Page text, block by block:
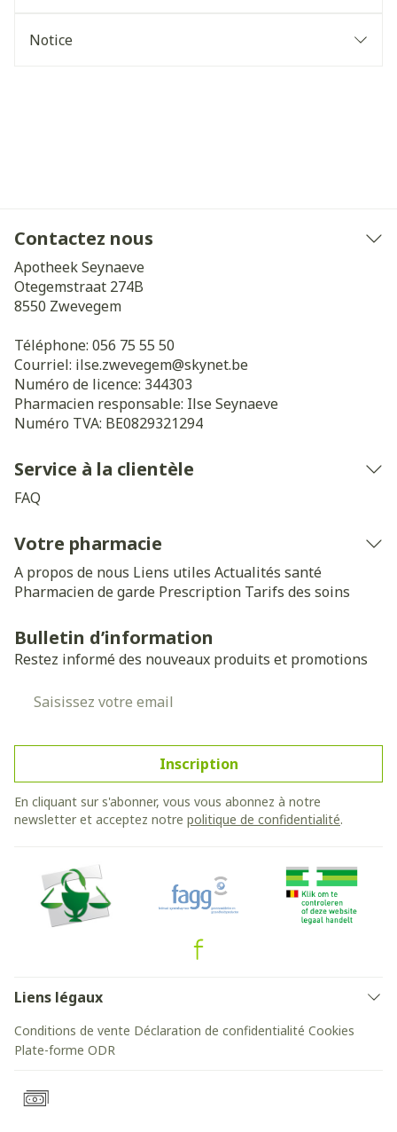
Notice
Contactez nous
Apotheek Seynaeve
Otegemstraat 274B
8550 Zwevegem
Téléphone: 056 75 55 50
Courriel: ilse.zwevegem@skynet.be
Numéro de licence: 344303
Pharmacien responsable: Ilse Seynaeve
Numéro TVA: BE0829321294
Service à la clientèle
FAQ
Votre pharmacie
A propos de nous Liens utiles Actualités santé
Pharmacien de garde Prescription Tarifs des soins
Bulletin d’information
Restez informé des nouveaux produits et promotions
Inscription
En cliquant sur s'abonner, vous vous abonnez à notre
newsletter et acceptez notre politique de confidentialité.
Liens légaux
Conditions de vente Déclaration de confidentialité Cookies
Plate-forme ODR